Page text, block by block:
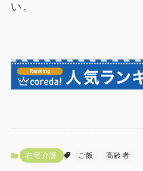
い。
在宅介護 ご飯 高齢者